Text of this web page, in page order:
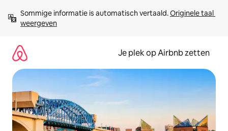
direct
naar
Sommige informatie is automatisch vertaald. Originele taal
weergeven
Je plek op Airbnb zetten